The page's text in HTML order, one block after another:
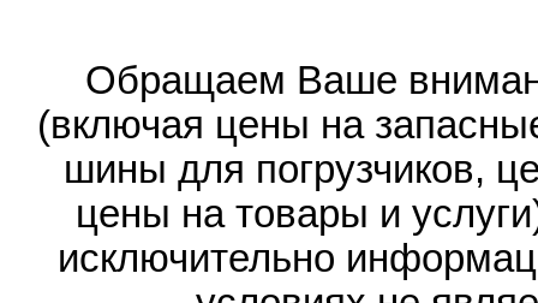
Обращаем Ваше
(включая цены на
шины для погрузчиков,
цены на товары и
исключительно